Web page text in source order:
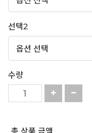
선택2
수량